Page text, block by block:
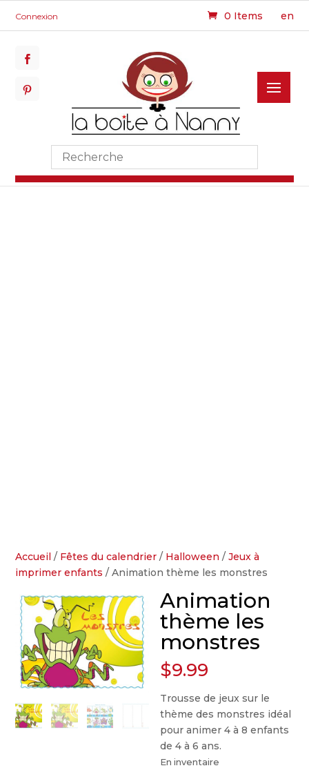
Connexion 0 Items en
Accueil / Fêtes du calendrier / Halloween /Jeux à
imprimer enfants / Animation thème les monstres
Animation
thème les
monstres
$9.99
Trousse de jeux sur le
thème des monstres idéal
pour animer 4 à 8 enfants
de 4 à 6 ans.
En inventaire